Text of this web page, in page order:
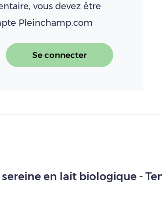
vous devez être
Pleinchamp.com
Se connecter
en lait biologique -